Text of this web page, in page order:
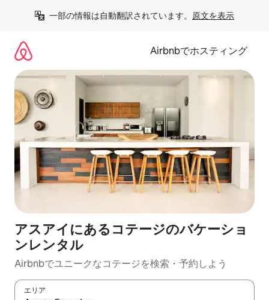
一部の情報は自動翻訳されています。 原文を表示
Airbnbでホスティング
アスアイにあるコテージのバケーショ
ンレンタル
Airbnbでユニークなコテージを検索・予約しよう
エリア